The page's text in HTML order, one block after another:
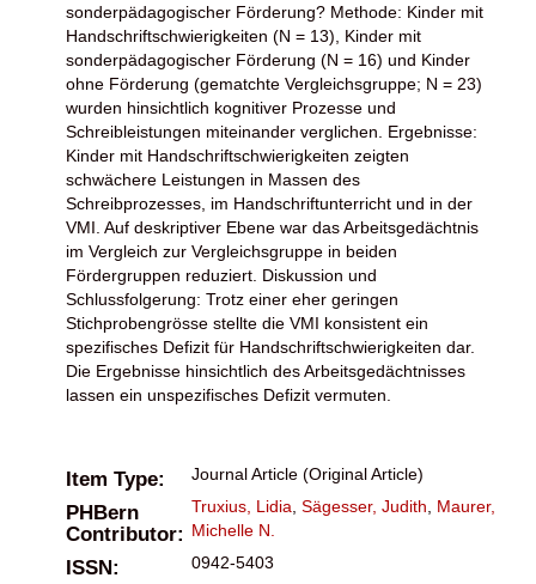
sonderpädagogischer Förderung? Methode: Kinder mit
Handschriftschwierigkeiten (N = 13), Kinder mit
sonderpädagogischer Förderung (N = 16) und Kinder
ohne Förderung (gematchte Vergleichsgruppe; N = 23)
wurden hinsichtlich kognitiver Prozesse und
Schreibleistungen miteinander verglichen. Ergebnisse:
Kinder mit Handschriftschwierigkeiten zeigten
schwächere Leistungen in Massen des
Schreibprozesses, im Handschriftunterricht und in der
VMI. Auf deskriptiver Ebene war das Arbeitsgedächtnis
im Vergleich zur Vergleichsgruppe in beiden
Fördergruppen reduziert. Diskussion und
Schlussfolgerung: Trotz einer eher geringen
Stichprobengrösse stellte die VMI konsistent ein
spezifisches Defizit für Handschriftschwierigkeiten dar.
Die Ergebnisse hinsichtlich des Arbeitsgedächtnisses
lassen ein unspezifisches Defizit vermuten.
Item Type: Journal Article (Original Article)
PHBern
Contributor:
Truxius, Lidia Sägesser, Judith
Maurer,
Michelle N.
ISSN: 0942-5403